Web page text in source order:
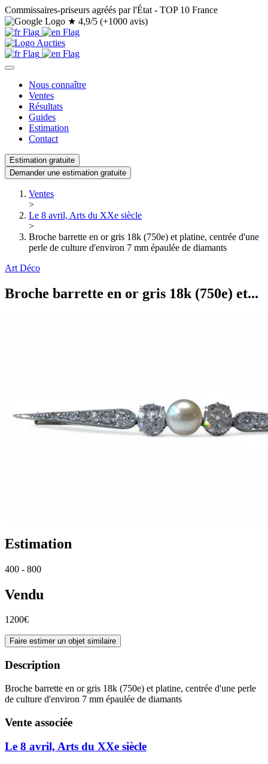
Commissaires-priseurs agréés par l'État - TOP 10 France
★ 4,9/5 (+1000 avis)
Nous connaître
Ventes
Résultats
Guides
Estimation
Contact
Estimation gratuite
Demander une estimation gratuite
Ventes
>
Le 8 avril, Arts du XXe siècle
>
Broche barrette en or gris 18k (750e) et platine, centrée d'une
perle de culture d'environ 7 mm épaulée de diamants
Art Déco
Broche barrette en or gris 18k (750e) et...
Estimation
400 - 800
Vendu
1200€
Faire estimer un objet similaire
Description
Broche barrette en or gris 18k (750e) et platine, centrée d'une perle
de culture d'environ 7 mm épaulée de diamants
Vente associée
Le 8 avril, Arts du XXe siècle